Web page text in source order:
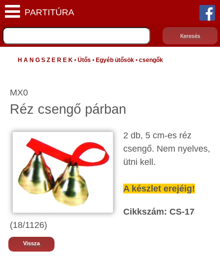
H A N G S Z E R E K • Ütős • Egyéb ütősök • csengők
MX0
Réz csengő párban
2 db, 5 cm-es réz
csengő. Nem nyelves,
ütni kell.
A készlet erejéig!
Cikkszám: CS-17
(18/1126)
Vissza